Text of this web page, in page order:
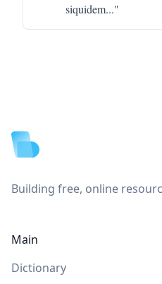
siquidem..."
Building free, online
Main
Dictionary